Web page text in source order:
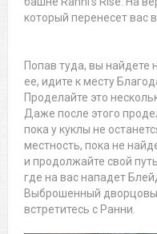
который перенесет вас
Попав туда, вы найдете
ее, идите к месту
Проделайте это
Даже после этого
пока у куклы не
местность, пока не
и продолжайте свой
где на вас нападет
Выброшенный
встретитесь с Ранни.